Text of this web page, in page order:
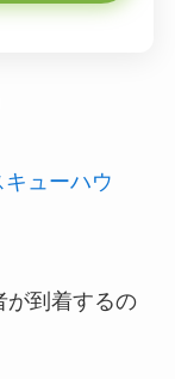
キューハウ
が到着するの